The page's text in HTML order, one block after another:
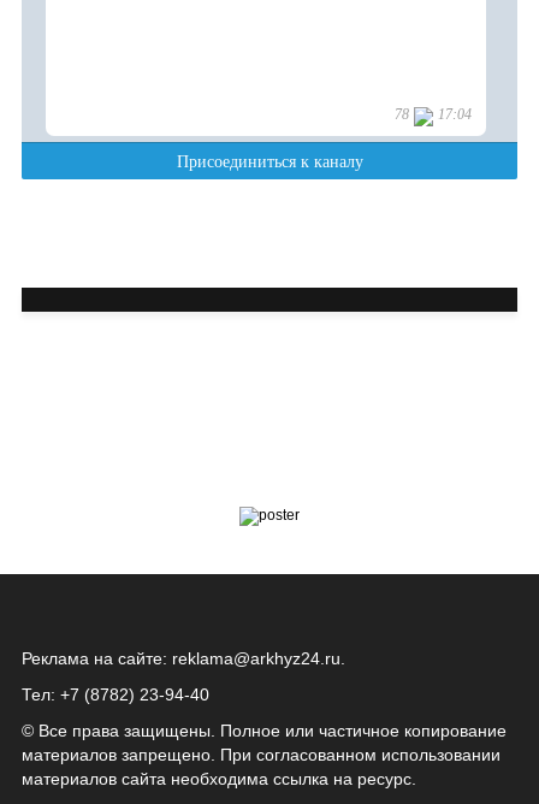
Реклама на сайте: reklama@arkhyz24.ru
Тел: +7 (8782) 23‑94‑40
© Все права защищены. Полное или частичное копирование
материалов запрещено. При согласованном использовании
материалов сайта необходима ссылка на ресурс.